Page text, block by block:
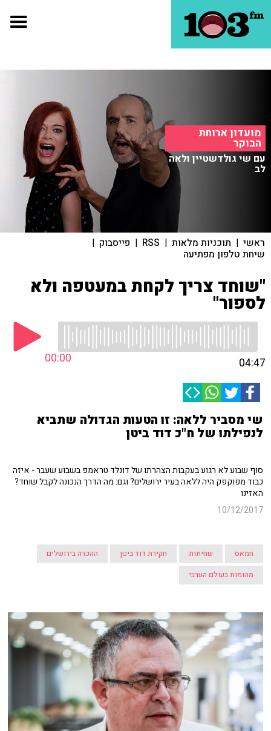
מועדון ארוחת
הבוקר
עם שי גולדשטיין ולאה
לב
ראשי | תוכניות מלאות |
RSS
| פייסבוק |
שיחת טלפון מפתיעה
"שוחד צריך לקחת במעטפה ולא
לספור"
00:00 04:47
שי מסביר ללאה: זו הטעות הגדולה שתביא
לנפילתו של ח"כ דוד ביטן
סוף שבוע לא רגוע בעקבות הצהרתו של דונלד טראמפ בשבוע שעבר - איזה
כבוד מפוקפק היה ללאה בעיר ירושלים? וגם: מה הדרך הנכונה לקבל שוחד?
האזינו
10/12/2017
חמאס שחיתות חקירת דוד ביטן
ההכרה בירושלים
מהומות בעולם הערבי